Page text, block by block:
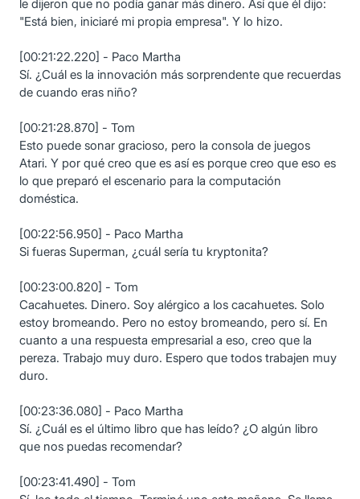
le dijeron que no podía ganar más dinero. Así que él dijo:
"Está bien, iniciaré mi propia empresa". Y lo hizo.
[00:21:22.220] - Paco Martha
Sí. ¿Cuál es la innovación más sorprendente que recuerdas
de cuando eras niño?
[00:21:28.870] - Tom
Esto puede sonar gracioso, pero la consola de juegos
Atari. Y por qué creo que es así es porque creo que eso es
lo que preparó el escenario para la computación
doméstica.
[00:22:56.950] - Paco Martha
Si fueras Superman, ¿cuál sería tu kryptonita?
[00:23:00.820] - Tom
Cacahuetes. Dinero. Soy alérgico a los cacahuetes. Solo
estoy bromeando. Pero no estoy bromeando, pero sí. En
cuanto a una respuesta empresarial a eso, creo que la
pereza. Trabajo muy duro. Espero que todos trabajen muy
duro.
[00:23:36.080] - Paco Martha
Sí. ¿Cuál es el último libro que has leído? ¿O algún libro
que nos puedas recomendar?
[00:23:41.490] - Tom